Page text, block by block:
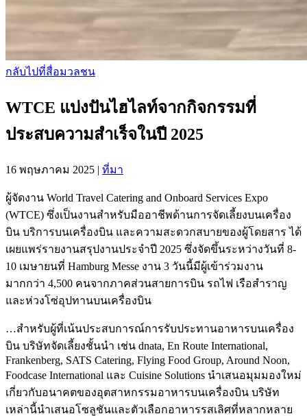
กลับไปที่สื่อมวลชน
WTCE แบ่งปันไฮไลท์จากกิจกรรมที่
ประสบความสำเร็จในปี 2025
16 พฤษภาคม 2025 | ที่มา
ผู้จัดงาน World Travel Catering and Onboard Services Expo
(WTCE) ซึ่งเป็นงานสำหรับมืออาชีพด้านการจัดเลี้ยงบนเครื่อง
บิน บริการบนเครื่องบิน และความสะดวกสบายของผู้โดยสาร ได้
เผยแพร่รายงานสรุปงานประจำปี 2025 ซึ่งจัดขึ้นระหว่างวันที่ 8-
10 เมษายนที่ Hamburg Messe งาน 3 วันนี้มีผู้เข้าร่วมงาน
มากกว่า 4,500 คนจากภาคส่วนสายการบิน รถไฟ เรือสำราญ
และห่วงโซ่อุปทานบนเครื่องบิน
…สำหรับผู้ที่เน้นประสบการณ์การรับประทานอาหารบนเครื่อง
บิน บริษัทจัดเลี้ยงชั้นนำ เช่น dnata, En Route International,
Frankenberg, SATS Catering, Flying Food Group, Around Noon,
Foodcase International และ Cuisine Solutions นำเสนอมุมมองใหม่
เกี่ยวกับอนาคตของอุตสาหกรรมอาหารบนเครื่องบิน บริษัท
เหล่านี้นำเสนอโซลูชันและตัวเลือกอาหารรสเลิศที่หลากหลาย